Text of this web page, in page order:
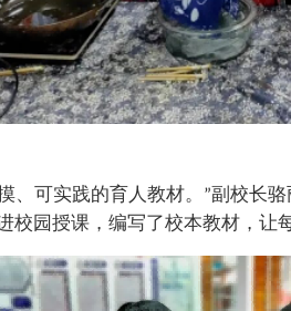
、可实践的育人教材。 ”副校长骆
园授课，编写了校本教材，让